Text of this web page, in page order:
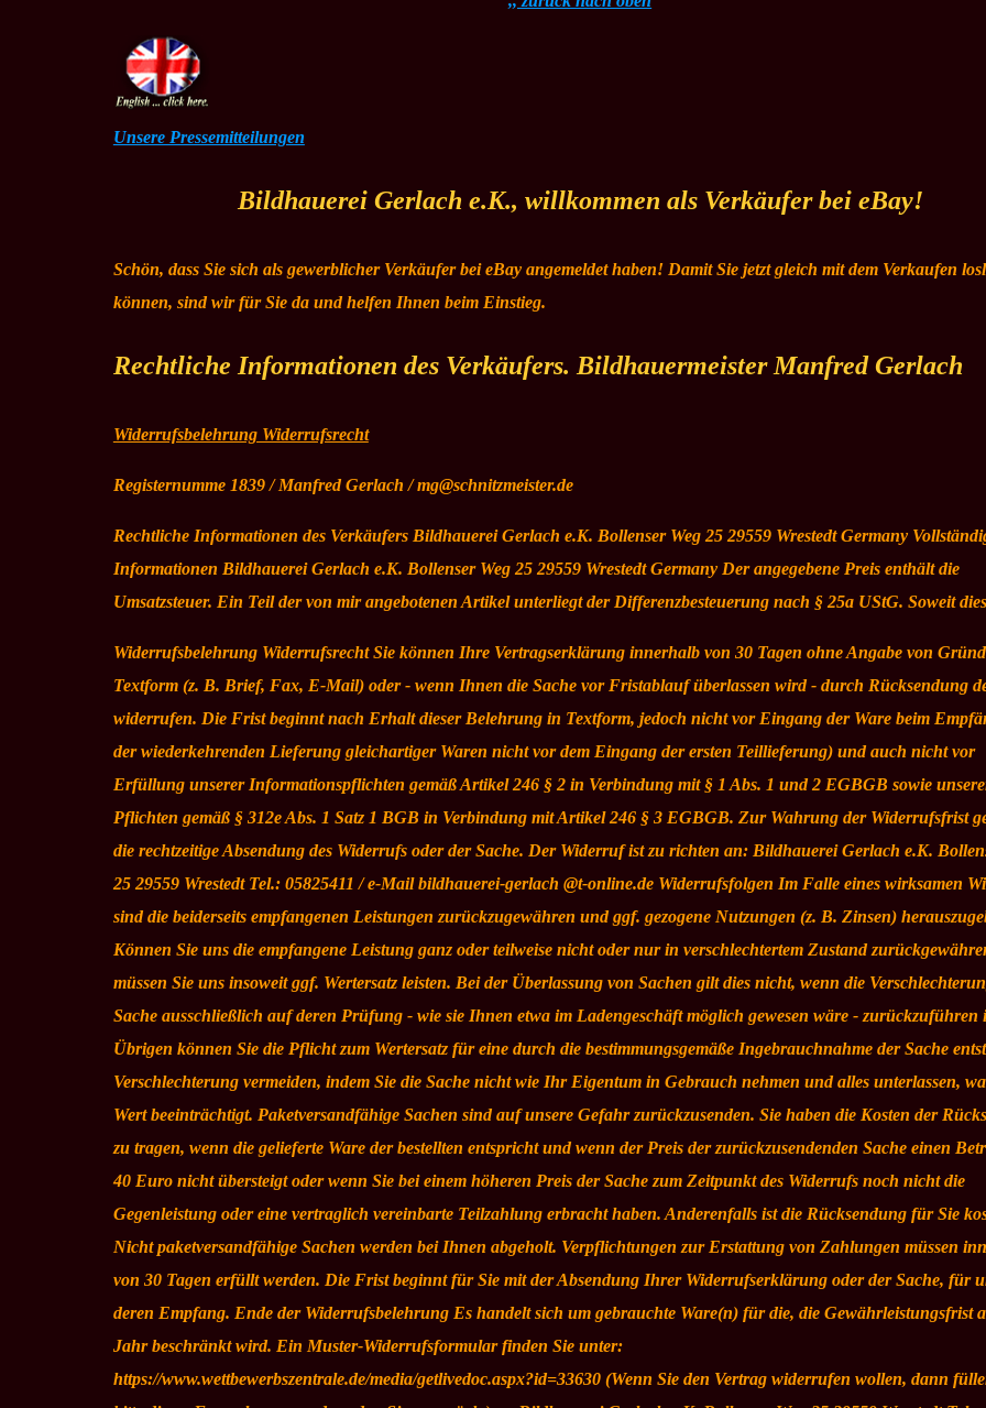
Unsere Pressemitteilungen
Bildhauerei Gerlach e.K., willkommen als Verkäufer bei eBay!
Schön, dass Sie sich als gewerblicher Verkäufer bei eBay angemeldet haben! Damit Sie jetzt gleich mit dem Verkaufen
können, sind wir für Sie da und helfen Ihnen beim Einstieg.
Rechtliche Informationen des Verkäufers. Bildhauermeister Manfred Gerlach
Widerrufsbelehrung Widerrufsrecht
Registernumme 1839 / Manfred Gerlach / mg@schnitzmeister.de
Rechtliche Informationen des Verkäufers Bildhauerei Gerlach e.K. Bollenser Weg 25 29559 Wrestedt Germany
Informationen Bildhauerei Gerlach e.K. Bollenser Weg 25 29559 Wrestedt Germany Der angegebene Preis enthält die
Umsatzsteuer. Ein Teil der von mir angebotenen Artikel unterliegt der Differenzbesteuerung nach § 25a UStG. Soweit
Widerrufsbelehrung Widerrufsrecht Sie können Ihre Vertragserklärung innerhalb von 30 Tagen ohne Angabe von
Textform (z. B. Brief, Fax, E-Mail) oder - wenn Ihnen die Sache vor Fristablauf überlassen wird - durch Rücksendung
widerrufen. Die Frist beginnt nach Erhalt dieser Belehrung in Textform, jedoch nicht vor Eingang der Ware beim
der wiederkehrenden Lieferung gleichartiger Waren nicht vor dem Eingang der ersten Teillieferung) und auch nicht vor
Erfüllung unserer Informationspflichten gemäß Artikel 246 § 2 in Verbindung mit § 1 Abs. 1 und 2 EGBGB sowie
Pflichten gemäß § 312e Abs. 1 Satz 1 BGB in Verbindung mit Artikel 246 § 3 EGBGB. Zur Wahrung der Widerrufsfrist
die rechtzeitige Absendung des Widerrufs oder der Sache. Der Widerruf ist zu richten an: Bildhauerei Gerlach e.K.
25 29559 Wrestedt Tel.: 05825411 / e-Mail bildhauerei-gerlach @t-online.de Widerrufsfolgen Im Falle eines wirksamen
sind die beiderseits empfangenen Leistungen zurückzugewähren und ggf. gezogene Nutzungen (z. B. Zinsen)
Können Sie uns die empfangene Leistung ganz oder teilweise nicht oder nur in verschlechtertem Zustand
müssen Sie uns insoweit ggf. Wertersatz leisten. Bei der Überlassung von Sachen gilt dies nicht, wenn die
Sache ausschließlich auf deren Prüfung - wie sie Ihnen etwa im Ladengeschäft möglich gewesen wäre - zurückzuführen
Übrigen können Sie die Pflicht zum Wertersatz für eine durch die bestimmungsgemäße Ingebrauchnahme der Sache
Verschlechterung vermeiden, indem Sie die Sache nicht wie Ihr Eigentum in Gebrauch nehmen und alles unterlassen,
Wert beeinträchtigt. Paketversandfähige Sachen sind auf unsere Gefahr zurückzusenden. Sie haben die Kosten der
zu tragen, wenn die gelieferte Ware der bestellten entspricht und wenn der Preis der zurückzusendenden Sache einen
40 Euro nicht übersteigt oder wenn Sie bei einem höheren Preis der Sache zum Zeitpunkt des Widerrufs noch nicht die
Gegenleistung oder eine vertraglich vereinbarte Teilzahlung erbracht haben. Anderenfalls ist die Rücksendung für Sie
Nicht paketversandfähige Sachen werden bei Ihnen abgeholt. Verpflichtungen zur Erstattung von Zahlungen müssen
von 30 Tagen erfüllt werden. Die Frist beginnt für Sie mit der Absendung Ihrer Widerrufserklärung oder der Sache, für
deren Empfang. Ende der Widerrufsbelehrung Es handelt sich um gebrauchte Ware(n) für die, die Gewährleistungsfrist
Jahr beschränkt wird. Ein Muster-Widerrufsformular finden Sie unter:
https://www.wettbewerbszentrale.de/media/getlivedoc.aspx?id=33630 (Wenn Sie den Vertrag widerrufen wollen, dann